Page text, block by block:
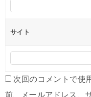
サイト
次回のコメントで使
前、メールアドレス、